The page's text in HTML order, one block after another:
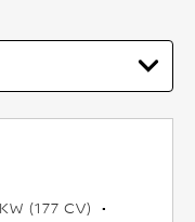
(177 CV)